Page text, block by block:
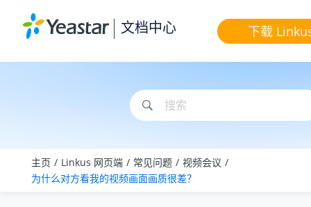
文档中心 下载
主页 Linkus 网页端 常见问题
视频会议
为什么对方看我的视频画面画质很差？